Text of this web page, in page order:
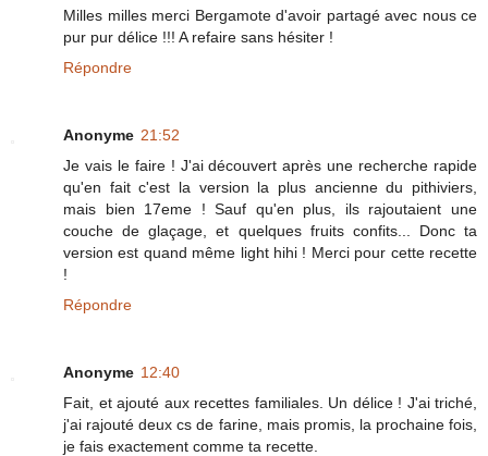
Milles milles merci Bergamote d'avoir partagé avec nous ce
pur pur délice !!! A refaire sans hésiter !
Répondre
Anonyme 21:52
Je vais le faire ! J'ai découvert après une recherche rapide
qu'en fait c'est la version la plus ancienne du pithiviers,
mais bien 17eme ! Sauf qu'en plus, ils rajoutaient une
couche de glaçage, et quelques fruits confits... Donc ta
version est quand même light hihi ! Merci pour cette recette
!
Répondre
Anonyme 12:40
Fait, et ajouté aux recettes familiales. Un délice ! J'ai triché,
j'ai rajouté deux cs de farine, mais promis, la prochaine fois,
je fais exactement comme ta recette.